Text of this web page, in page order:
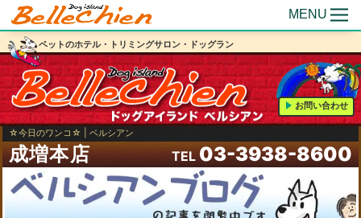
MENU
ペットのホテル・トリミングサロン・ドッグラン
お問い合わせ
☆今日のワンコ☆ | ベルシアン
成増本店 TEL 03-3938-8600